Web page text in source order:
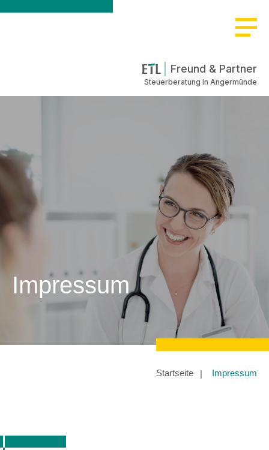
Freund & Partner
Steuerberatung in Angermünde
Impressum
Startseite Impressum